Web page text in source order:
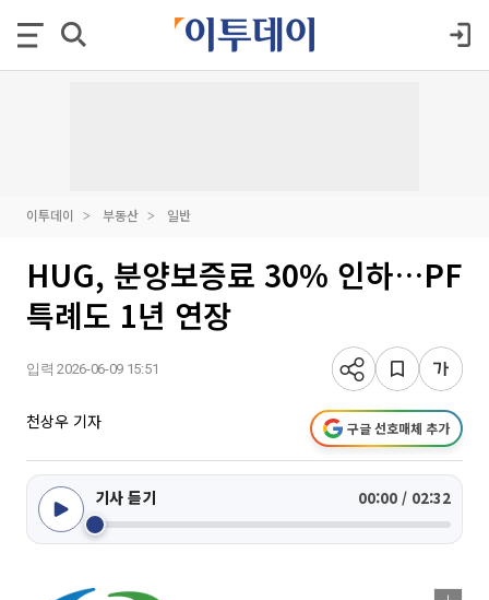
이투데이 부동산 일반
HUG, 분양보증료 30% 인하…PF
특례도 1년 연장
입력 2026-06-09 15:51
천상우 기자 구글 선호매체 추가
기사 듣기 00:00 / 02:32